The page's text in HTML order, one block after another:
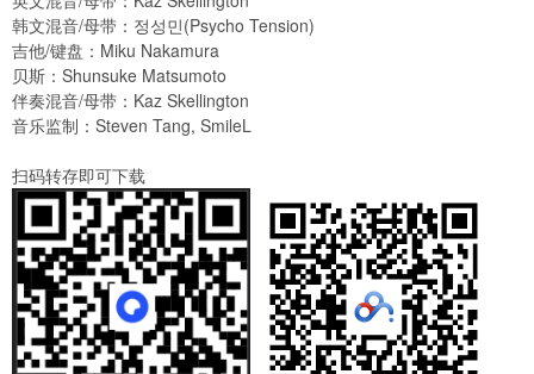
韩文混音/母带：정성민(Psycho Tension)
吉他/键盘：Miku Nakamura
贝斯：Shunsuke Matsumoto
伴奏混音/母带：Kaz Skellington
音乐监制：Steven Tang, SmileL
扫码转存即可下载